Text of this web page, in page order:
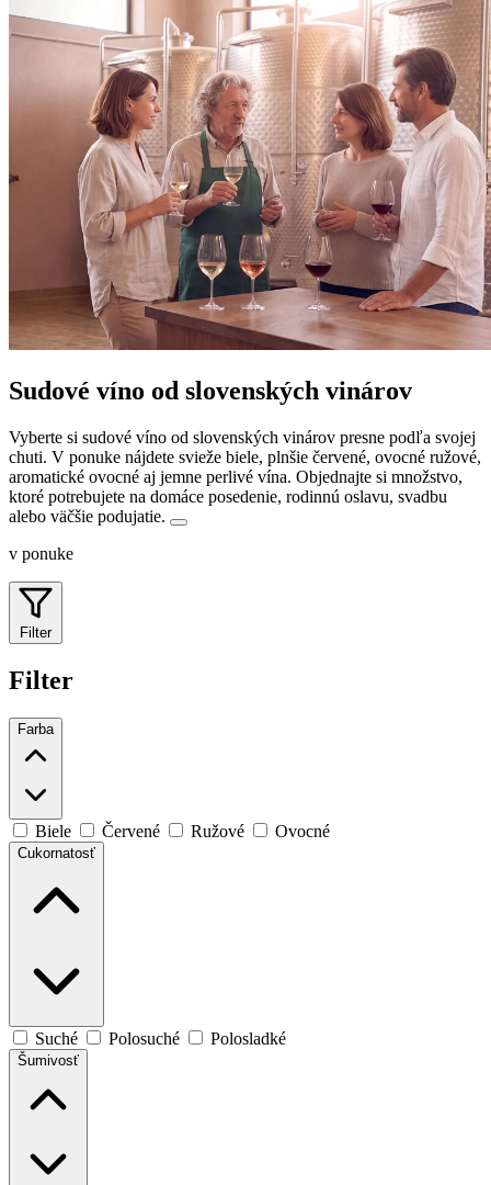
Sudové víno od slovenských vinárov
Vyberte si sudové víno od slovenských vinárov presne podľa svojej
chuti. V ponuke nájdete svieže biele, plnšie červené, ovocné ružové,
aromatické ovocné aj jemne perlivé vína. Objednajte si množstvo,
ktoré potrebujete na domáce posedenie, rodinnú oslavu, svadbu
alebo väčšie podujatie.
v ponuke
Filter
Filter
Farba
Biele Červené Ružové Ovocné
Cukornatosť
Suché Polosuché Polosladké
Šumivosť